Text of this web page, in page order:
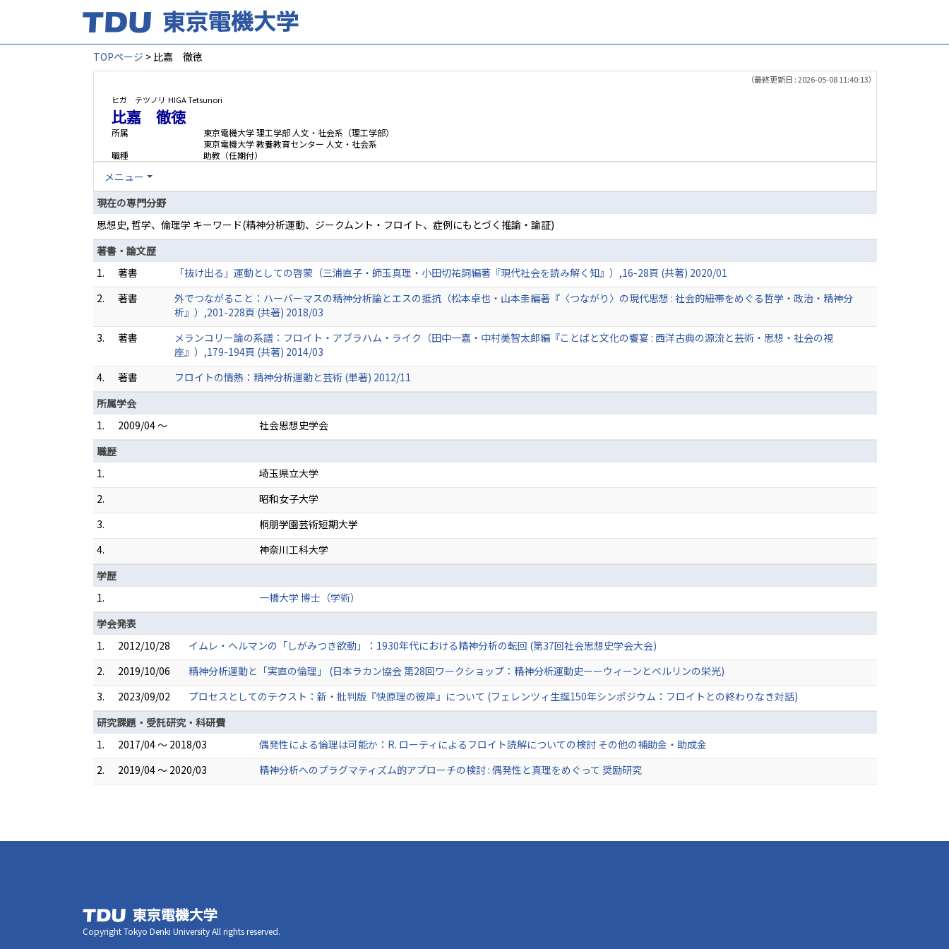
TOPページ > 比嘉 徹徳
（最終更新日 : 2026-05-08 11:40:13）
ヒガ テツノリ HIGA Tetsunori
比嘉 徹徳
所属
東京電機大学 理工学部 人文・社会系（理工学部）
東京電機大学 教養教育センター 人文・社会系
職種
助教（任期付）
メニュー
現在の専門分野
思想史, 哲学、倫理学 キーワード(精神分析運動、ジークムント・フロイト、症例にもとづく推論・論証)
著書・論文歴
1.
著書
「抜け出る」運動としての啓蒙（三浦直子・師玉真理・小田切祐詞編著『現代社会を読み解く知』）,16-28頁 (共著) 2020/01
2.
著書
外でつながること：ハーバーマスの精神分析論とエスの抵抗（松本卓也・山本圭編著『〈つながり〉の現代思想 : 社会的紐帯をめぐる哲学・政治・精神分
析』）,201-228頁 (共著) 2018/03
3.
著書
メランコリー論の系譜：フロイト・アブラハム・ライク（田中一嘉・中村美智太郎編『ことばと文化の饗宴 : 西洋古典の源流と芸術・思想・社会の視
座』）,179-194頁 (共著) 2014/03
4.
著書
フロイトの情熱：精神分析運動と芸術 (単著) 2012/11
所属学会
1.
2009/04 ～
社会思想史学会
職歴
1.
埼玉県立大学
2.
昭和女子大学
3.
桐朋学園芸術短期大学
4.
神奈川工科大学
学歴
1.
一橋大学 博士（学術）
学会発表
1.
2012/10/28
イムレ・ヘルマンの「しがみつき欲動」：1930年代における精神分析の転回 (第37回社会思想史学会大会)
2.
2019/10/06
精神分析運動と「実直の倫理」 (日本ラカン協会 第28回ワークショップ：精神分析運動史ーーウィーンとベルリンの栄光)
3.
2023/09/02
プロセスとしてのテクスト：新・批判版『快原理の彼岸』について (フェレンツィ生誕150年シンポジウム：フロイトとの終わりなき対話)
研究課題・受託研究・科研費
1.
2017/04 ～ 2018/03
偶発性による倫理は可能か：R. ローティによるフロイト読解についての検討 その他の補助金・助成金
2.
2019/04 ～ 2020/03 精神分析へのプラグマティズム的アプローチの検討 : 偶発性と真理をめぐって 奨励研究
Copyright Tokyo Denki University All rights reserved.